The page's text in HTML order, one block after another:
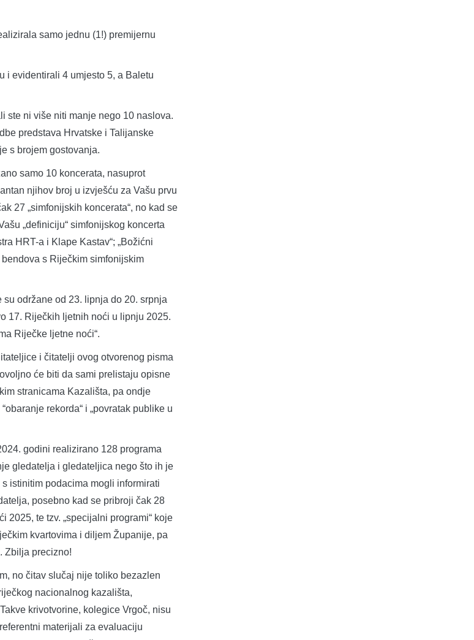
samo jednu (1!) premijernu
i evidentirali 4 umjesto 5, a Baletu
ste ni više niti manje nego 10 naslova.
predstava Hrvatske i Talijanske
s brojem gostovanja.
samo 10 koncerata, nasuprot
njihov broj u izvješću za Vašu prvu
27 „simfonijskih koncerata“, no kad se
„definiciju“ simfonijskog koncerta
HRT-a i Klape Kastav“; „Božićni
s Riječkim simfonijskim
održane od 23. lipnja do 20. srpnja
17. Riječkih ljetnih noći u lipnju 2025.
Riječke ljetne noći“.
i čitatelji ovog otvorenog pisma
će biti da sami prelistaju opisne
stranicama Kazališta, pa ondje
rekorda“ i „povratak publike u
godini realizirano 128 programa
gledatelja i gledateljica nego što ih je
istinitim podacima mogli informirati
posebno kad se pribroji čak 28
2025, te tzv. „specijalni programi“ koje
kvartovima i diljem Županije, pa
Zbilja precizno!
no čitav slučaj nije toliko bezazlen
nacionalnog kazališta,
krivotvorine, kolegice Vrgoč, nisu
materijali za evaluaciju